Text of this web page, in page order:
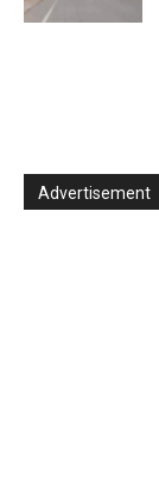
Advertisement